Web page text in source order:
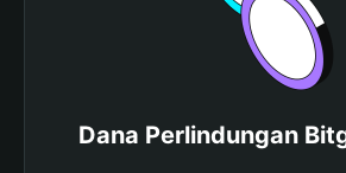
Dana Perlindungan